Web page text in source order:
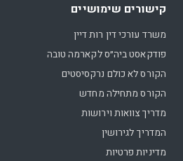
קישורים שימושיים
משרד עורכי דין רות דיין
פודקאסט ביה״ס לקארמה טובה
הקורס לא כולם נרקסיסטים
הקורס מתחילה מחדש
מדריך צוואות וירושות
המדריך לגירושין
מדיניות פרטיות